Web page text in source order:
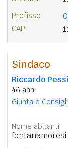
Prefisso
CAP
Sindaco
Riccardo
46 anni
Giunta e
Nome abitanti